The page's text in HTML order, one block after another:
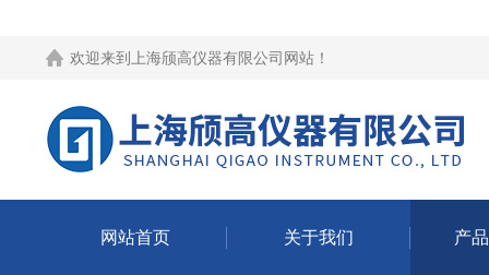
欢迎来到 上海颀高仪器有限公司网站 ！
网站首页 关于我们 产